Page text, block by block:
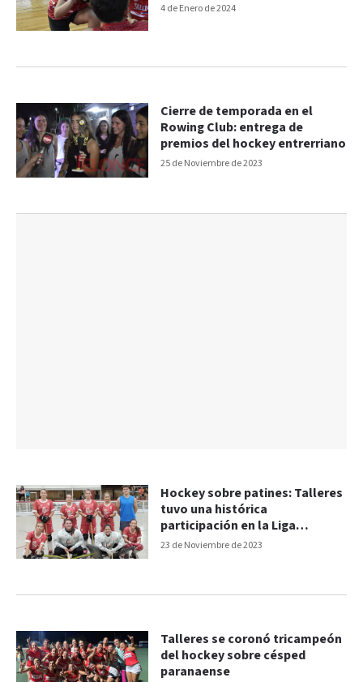
4 de Enero de 2024
25 de Noviembre de 2023
Cierre de temporada en el
Rowing Club: entrega de
premios del hockey entrerriano
23 de Noviembre de 2023
Hockey sobre patines: Talleres
tuvo una histórica
participación en la Liga
Nacional
Talleres se coronó tricampeón
del hockey sobre césped
paranaense